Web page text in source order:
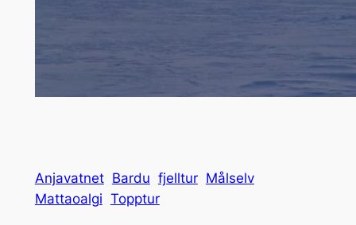
Anjavatnet Bardu fjelltur Målselv
Mattaoalgi Topptur